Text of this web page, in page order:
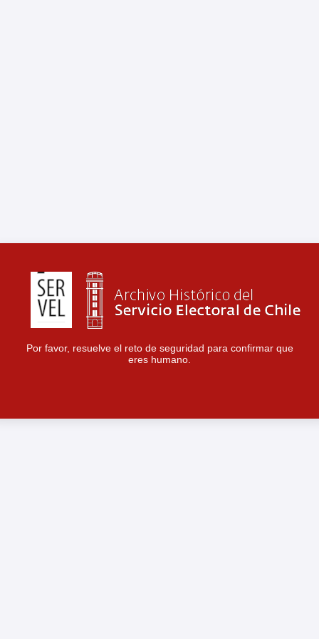
Por favor, resuelve el reto de seguridad para confirmar que
eres humano.